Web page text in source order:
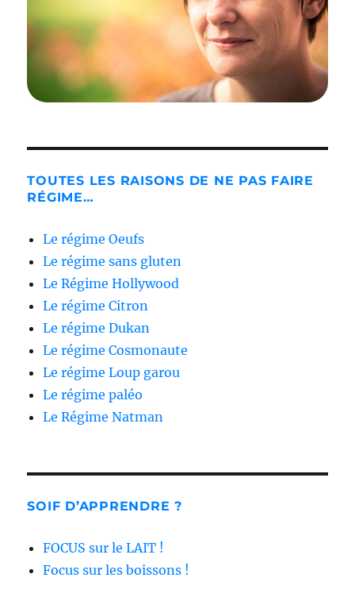
TOUTES LES RAISONS DE NE PAS FAIRE
RÉGIME…
Le régime Oeufs
Le régime sans gluten
Le Régime Hollywood
Le régime Citron
Le régime Dukan
Le régime Cosmonaute
Le régime Loup garou
Le régime paléo
Le Régime Natman
SOIF D’APPRENDRE ?
FOCUS sur le LAIT !
Focus sur les boissons !